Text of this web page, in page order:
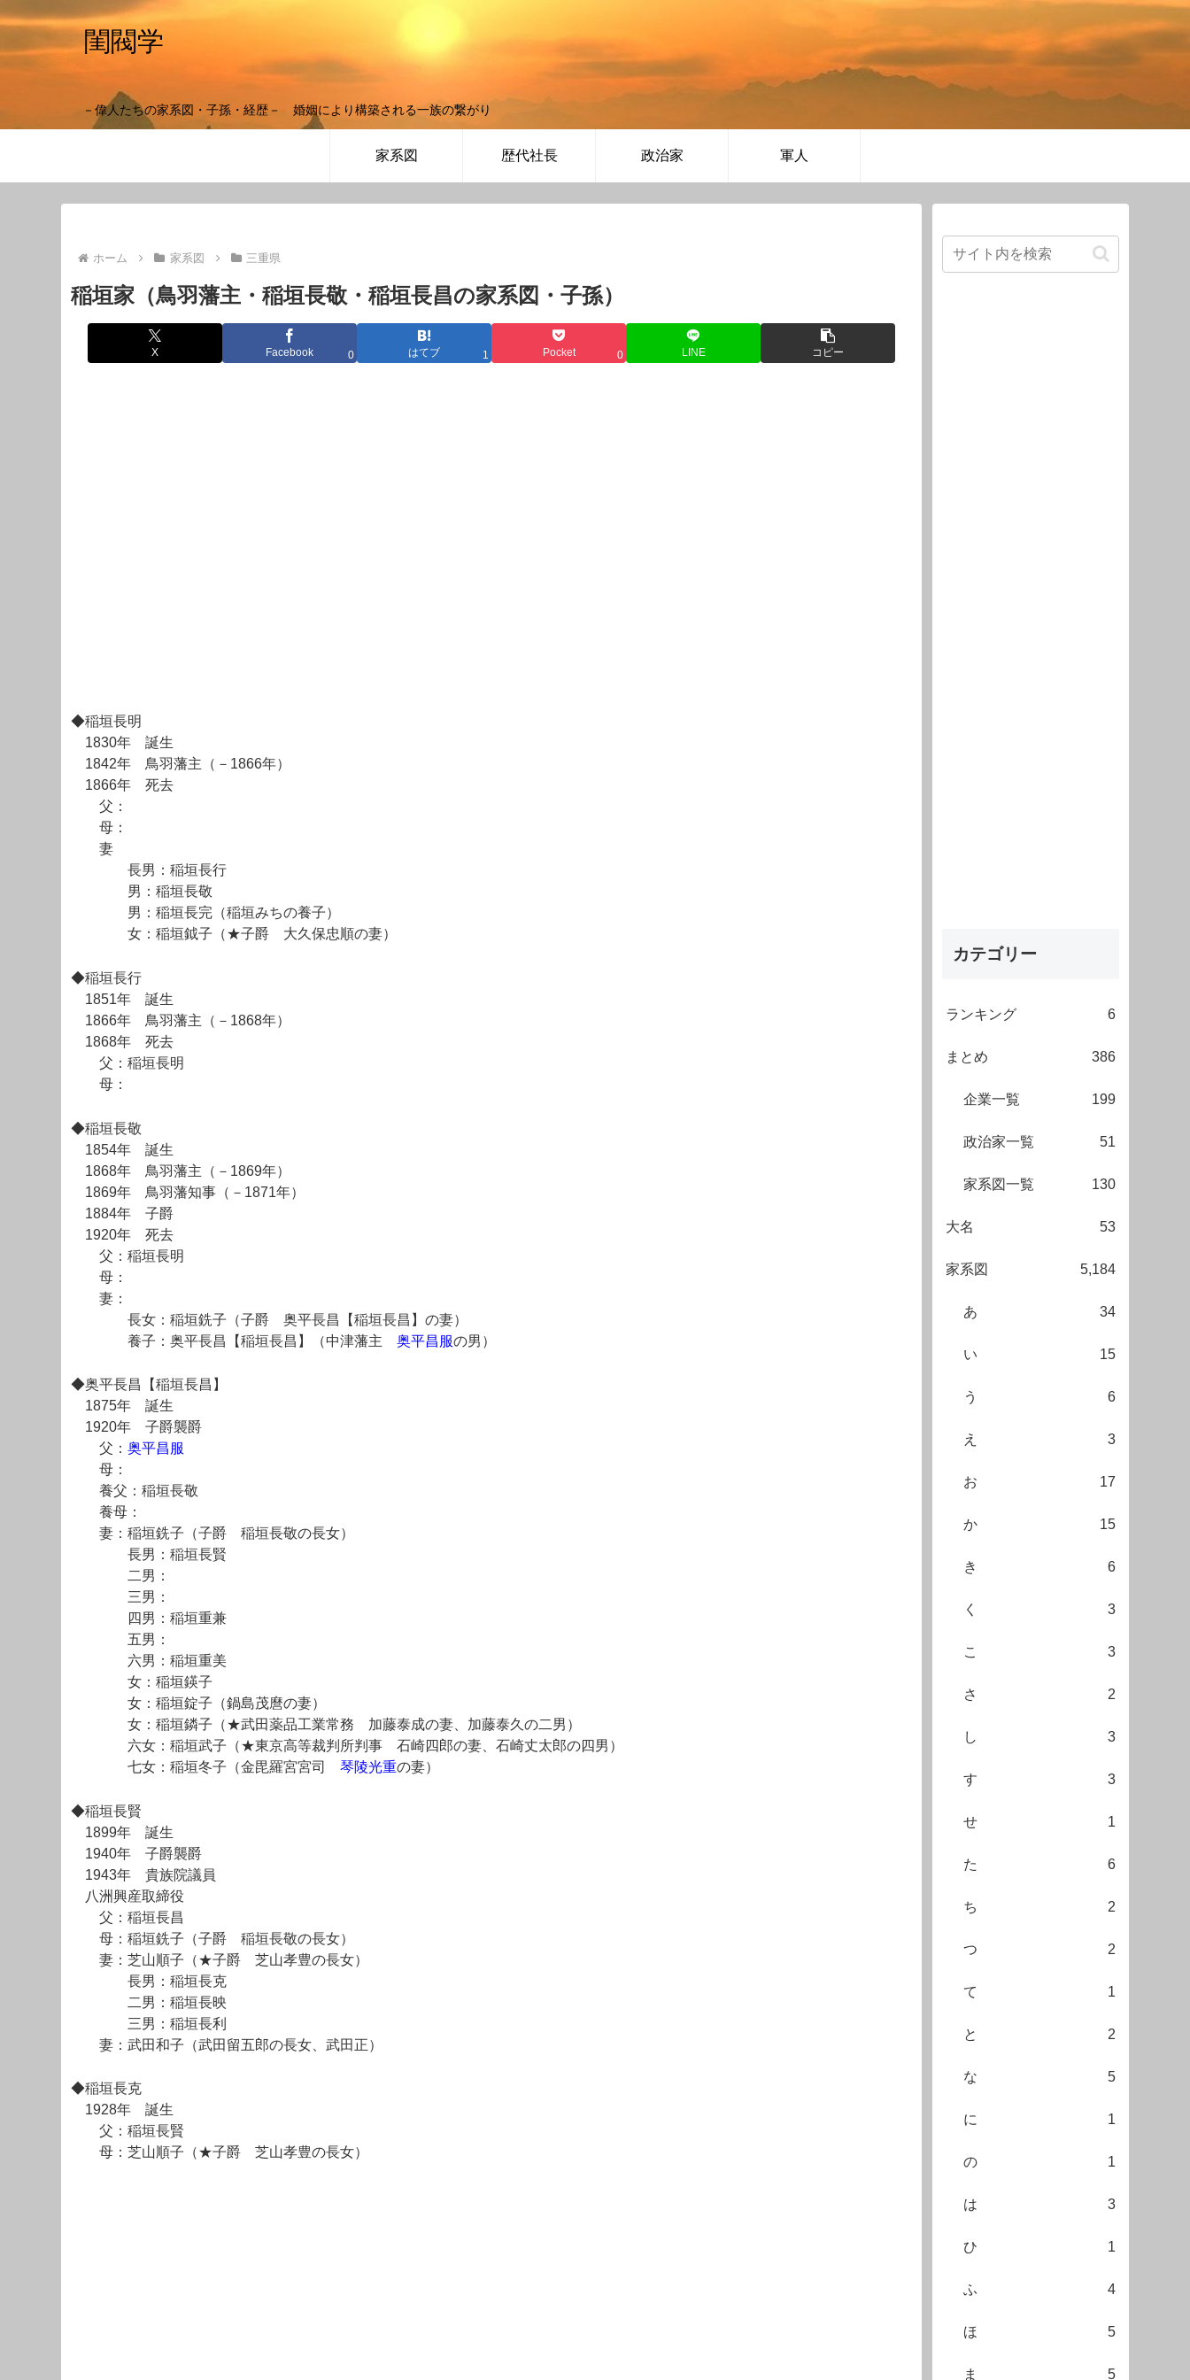
閨閥学
－偉人たちの家系図・子孫・経歴－ 婚姻により構築される一族の繋がり
家系図 歴代社長 政治家 軍人
ホーム 家系図 三重県
稲垣家（鳥羽藩主・稲垣長敬・稲垣長昌の家系図・子孫）
X Facebook 0 はてブ 1 Pocket 0 LINE コピー
◆稲垣長明
1830年 誕生
1842年 鳥羽藩主（－1866年）
1866年 死去
父：
母：
妻
長男：稲垣長行
男：稲垣長敬
男：稲垣長完（稲垣みちの養子）
女：稲垣鉞子（★子爵 大久保忠順の妻）
◆稲垣長行
1851年 誕生
1866年 鳥羽藩主（－1868年）
1868年 死去
父：稲垣長明
母：
◆稲垣長敬
1854年 誕生
1868年 鳥羽藩主（－1869年）
1869年 鳥羽藩知事（－1871年）
1884年 子爵
1920年 死去
父：稲垣長明
母：
妻：
長女：稲垣銑子（子爵 奥平長昌【稲垣長昌】の妻）
養子：奥平長昌【稲垣長昌】（中津藩主 奥平昌服の男）
◆奥平長昌【稲垣長昌】
1875年 誕生
1920年 子爵襲爵
父： 奥平昌服
母：
養父：稲垣長敬
養母：
妻：稲垣銑子（子爵 稲垣長敬の長女）
長男：稲垣長賢
二男：
三男：
四男：稲垣重兼
五男：
六男：稲垣重美
女：稲垣鍈子
女：稲垣錠子（鍋島茂麿の妻）
女：稲垣鏻子（★武田薬品工業常務 加藤泰成の妻、加藤泰久の二男）
六女：稲垣武子（★東京高等裁判所判事 石崎四郎の妻、石崎丈太郎の四男）
七女：稲垣冬子（金毘羅宮宮司 琴陵光重の妻）
◆稲垣長賢
1899年 誕生
1940年 子爵襲爵
1943年 貴族院議員
八洲興産取締役
父：稲垣長昌
母：稲垣銑子（子爵 稲垣長敬の長女）
妻：芝山順子（★子爵 芝山孝豊の長女）
長男：稲垣長克
二男：稲垣長映
三男：稲垣長利
妻：武田和子（武田留五郎の長女、武田正）
◆稲垣長克
1928年 誕生
父：稲垣長賢
母：芝山順子（★子爵 芝山孝豊の長女）
カテゴリー
ランキング 6
まとめ 386
企業一覧 199
政治家一覧 51
家系図一覧 130
大名 53
家系図 5,184
あ 34
い 15
う 6
え 3
お 17
か 15
き 6
く 3
こ 3
さ 2
し 3
す 3
せ 1
た 6
ち 2
つ 2
て 1
と 2
な 5
に 1
の 1
は 3
ひ 1
ふ 4
ほ 5
ま 5